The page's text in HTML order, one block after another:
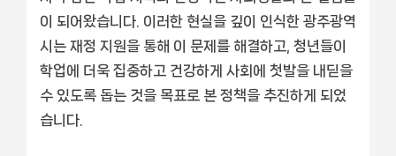
이 되어왔습니다. 이러한 현실을 깊이 인식한 광주광역
시는 재정 지원을 통해 이 문제를 해결하고, 청년들이
학업에 더욱 집중하고 건강하게 사회에 첫발을 내딛을
수 있도록 돕는 것을 목표로 본 정책을 추진하게 되었
습니다.